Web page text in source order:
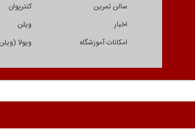
سالن تمرین
اخبار
امکانات آموزشگاه
کنترپوان
ویلن
ویولا